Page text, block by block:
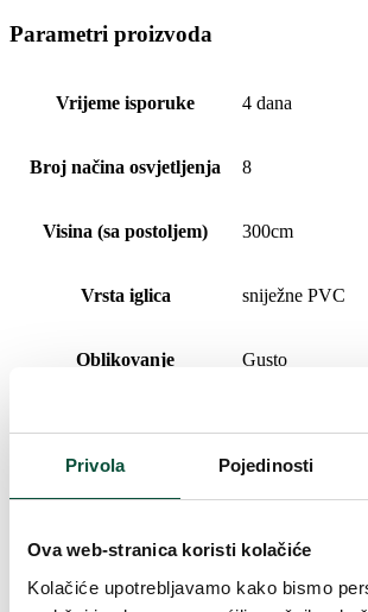
Privola Pojedinosti
Ova web-stranica koristi kolačiće
Kolačiće upotrebljavamo kako bismo
Parametri proizvoda
Vrijeme isporuke 4 dana
Broj načina osvjetljenja 8
Visina (sa postoljem) 300cm
Vrsta iglica sniježne PVC
Oblikovanje Gusto
Težina (brutto) 33,4